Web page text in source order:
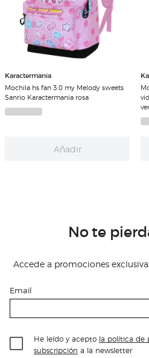
Karactermania
Mochila hs fan 3.0 my Melody sweets
Sanrio Karactermania rosa
Añadir
No te
Accede a promociones
Email
He leído y acepto la política de
subscripción a la newsletter